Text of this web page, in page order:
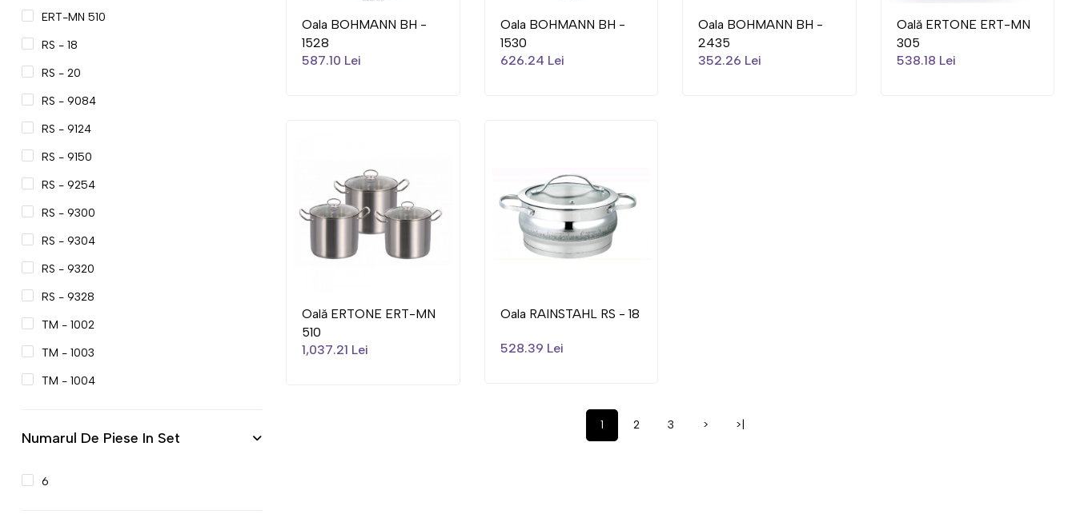
ERT-MN 510
RS - 18
RS - 20
RS - 9084
RS - 9124
RS - 9150
RS - 9254
RS - 9300
RS - 9304
RS - 9320
RS - 9328
TM - 1002
TM - 1003
TM - 1004
Numarul De Piese In Set
6
Oala BOHMANN BH -
1528
587.10 Lei
Oala BOHMANN BH -
1530
626.24 Lei
Oala BOHMANN BH -
2435
352.26 Lei
Oală ERTONE ERT-MN
305
538.18 Lei
Oală ERTONE ERT-MN
510
1,037.21 Lei
Oala RAINSTAHL RS - 18
528.39 Lei
1 2 3 > >|